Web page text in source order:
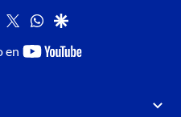
instagram
twitterwhatsapp
google
en
youtube-